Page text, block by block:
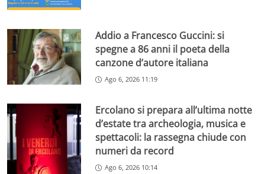
Addio a Francesco Guccini: si
spegne a 86 anni il poeta della
canzone d’autore italiana
Ago 6, 2026 11:19
Ercolano si prepara all’ultima notte
d’estate tra archeologia, musica e
spettacoli: la rassegna chiude con
numeri da record
Ago 6, 2026 10:14